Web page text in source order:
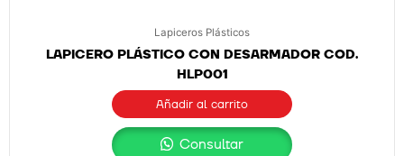
Lapiceros Plásticos
LAPICERO PLÁSTICO CON DESARMADOR COD.
HLP001
Añadir al carrito
Consultar